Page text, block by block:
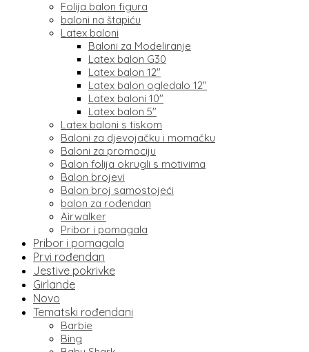
Folija balon figura
baloni na štapiću
Latex baloni
Baloni za Modeliranje
Latex balon G30
Latex balon 12″
Latex balon ogledalo 12″
Latex baloni 10″
Latex balon 5″
Latex baloni s tiskom
Baloni za djevojačku i momačku
Baloni za promociju
Balon folija okrugli s motivima
Balon brojevi
Balon broj samostojeći
balon za rođendan
Airwalker
Pribor i pomagala
Pribor i pomagala
Prvi rođendan
Jestive pokrivke
Girlande
Novo
Tematski rođendani
Barbie
Bing